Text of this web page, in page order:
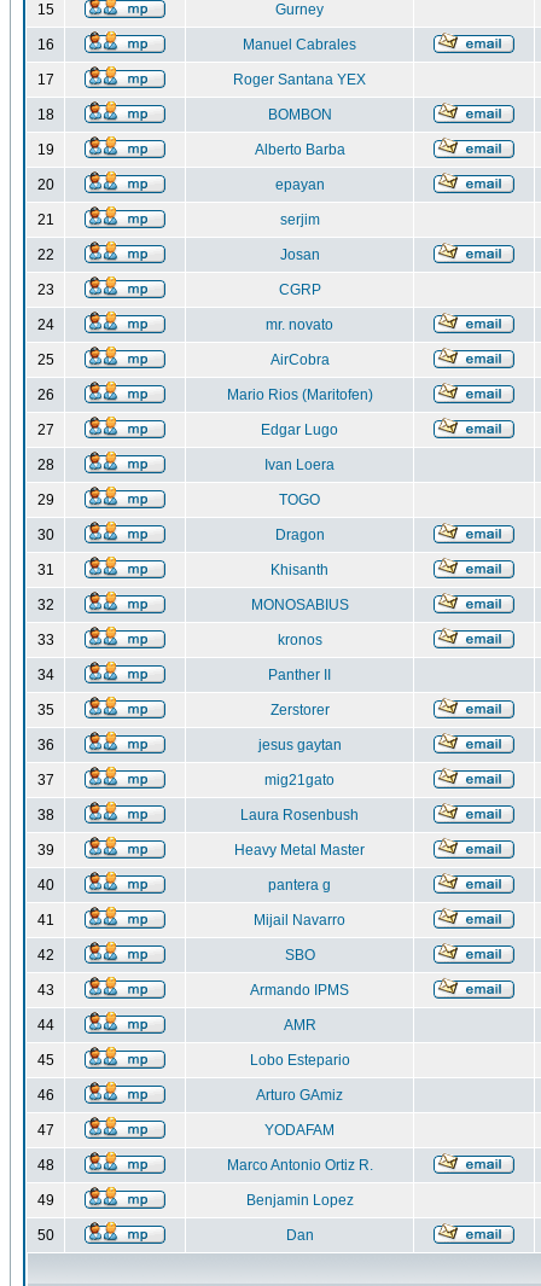
15 Gurney
16 Manuel Cabrales
17 Roger Santana YEX
18 BOMBON
19 Alberto Barba
20 epayan
21 serjim
22 Josan
23 CGRP
24 mr. novato
25 AirCobra
26 Mario Rios (Maritofen)
27 Edgar Lugo
28 Ivan Loera
29 TOGO
30 Dragon
31 Khisanth
32 MONOSABIUS
33 kronos
34 Panther II
35 Zerstorer
36 jesus gaytan
37 mig21gato
38 Laura Rosenbush
39 Heavy Metal Master
40 pantera g
41 Mijail Navarro
42 SBO
43 Armando IPMS
44 AMR
45 Lobo Estepario
46 Arturo GAmiz
47 YODAFAM
48 Marco Antonio Ortiz R.
49 Benjamin Lopez
50 Dan